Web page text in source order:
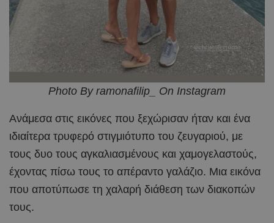
Photo By ramonafilip_ On Instagram
Ανάμεσα στις εικόνες που ξεχώρισαν ήταν και ένα
ιδιαίτερα τρυφερό στιγμιότυπο του ζευγαριού, με
τους δυο τους αγκαλιασμένους και χαμογελαστούς,
έχοντας πίσω τους το απέραντο γαλάζιο. Μια εικόνα
που αποτύπωσε τη χαλαρή διάθεση των διακοπών
τους.